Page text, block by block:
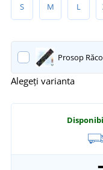
S M L
Prosop
Alegeți varianta